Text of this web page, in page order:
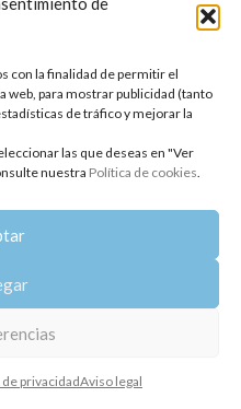
con la finalidad de permitir el
web, para mostrar publicidad (tanto
de tráfico y mejorar la
las que deseas en "Ver
nuestra Política de cookies.
privacidadAviso legal
Oshadhi España
reservados.
| Política de cookies